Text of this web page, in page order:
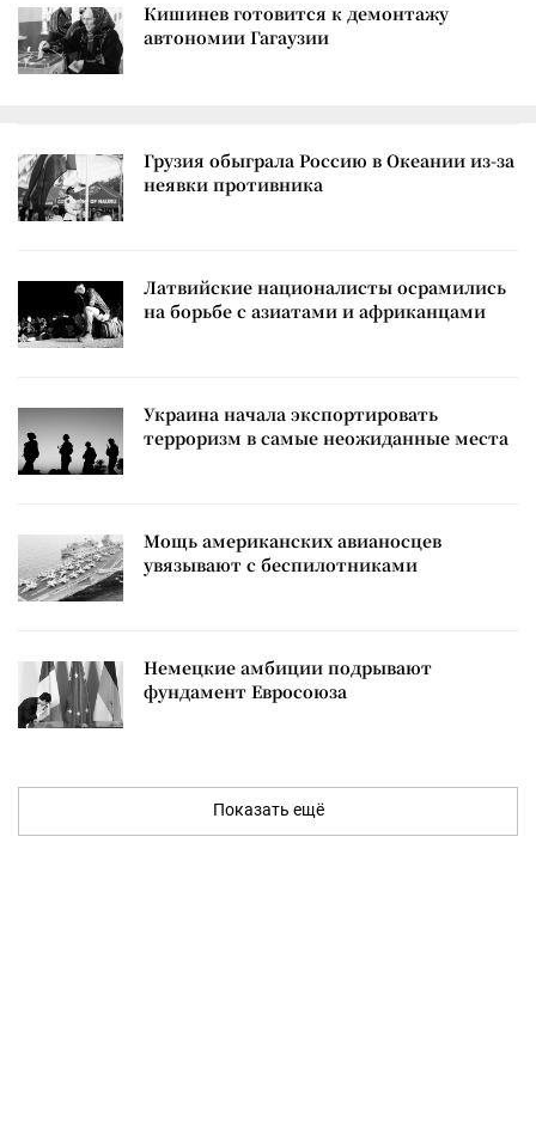
Кишинев готовится к демонтажу
автономии Гагаузии
Грузия обыграла Россию в Океании из-за
неявки противника
Латвийские националисты осрамились
на борьбе с азиатами и африканцами
Украина начала экспортировать
терроризм в самые неожиданные места
Мощь американских авианосцев
увязывают с беспилотниками
Немецкие амбиции подрывают
фундамент Евросоюза
Показать ещё